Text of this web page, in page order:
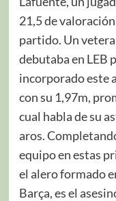
21,5 de
partido. Un
debutaba en LEB
incorporado este
con su 1,97m,
cual habla de su
aros.
equipo en estas
el alero formado
Barça, es el